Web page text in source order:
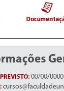
00/00/0000